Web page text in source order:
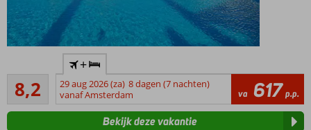
van El
Gouna
Spa
8,2
Zeer goed
685
beoordelingen
+
29 aug 2026 (za) 8 dagen (7 nachten)
vanaf Amsterdam
va 617 p.p.
Bekijk deze vakantie